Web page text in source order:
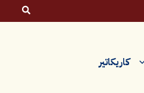
كاريكاتير